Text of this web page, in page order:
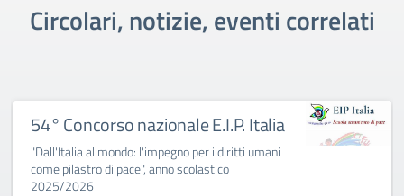
Circolari, notizie, eventi correlati
54° Concorso nazionale E.I.P. Italia
"Dall'Italia al mondo: l'impegno per i diritti umani
come pilastro di pace", anno scolastico
2025/2026